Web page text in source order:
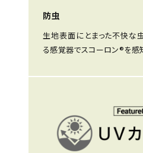
防虫
生地表面にとまった不快な
る感覚器でスコーロン®を感